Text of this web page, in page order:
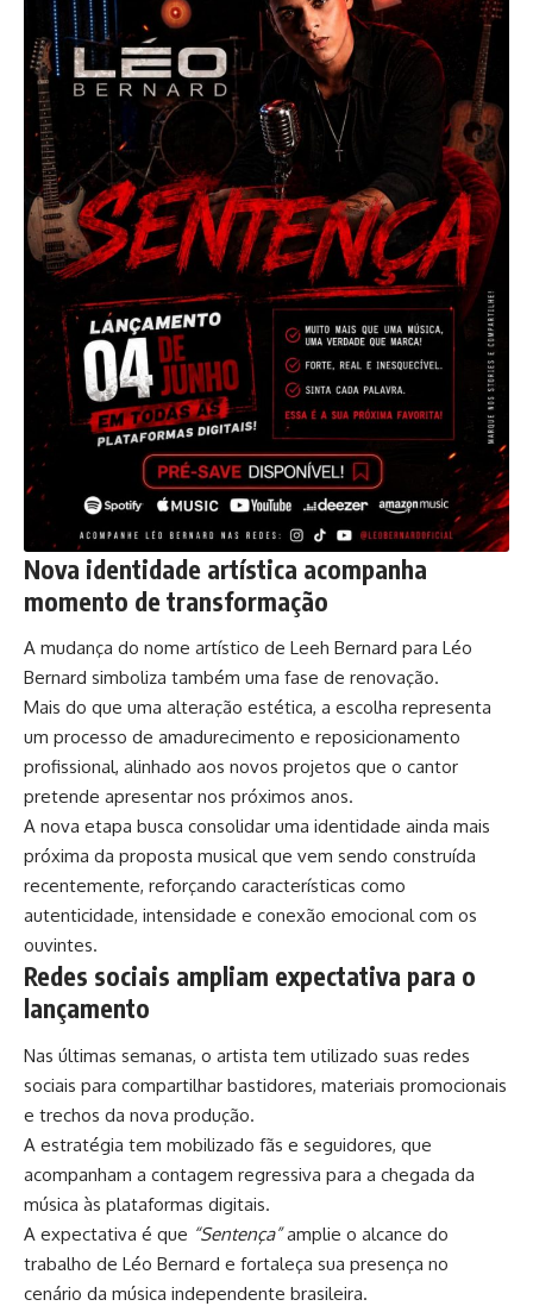
Nova identidade artística acompanha
momento de transformação
A mudança do nome artístico de Leeh Bernard para Léo
Bernard simboliza também uma fase de renovação.
Mais do que uma alteração estética, a escolha representa
um processo de amadurecimento e reposicionamento
profissional, alinhado aos novos projetos que o cantor
pretende apresentar nos próximos anos.
A nova etapa busca consolidar uma identidade ainda mais
próxima da proposta musical que vem sendo construída
recentemente, reforçando características como
autenticidade, intensidade e conexão emocional com os
ouvintes.
Redes sociais ampliam expectativa para o
lançamento
Nas últimas semanas, o artista tem utilizado suas redes
sociais para compartilhar bastidores, materiais promocionais
e trechos da nova produção.
A estratégia tem mobilizado fãs e seguidores, que
acompanham a contagem regressiva para a chegada da
música às plataformas digitais.
A expectativa é que “Sentença”amplie o alcance do
trabalho de Léo Bernard e fortaleça sua presença no
cenário da música independente brasileira.